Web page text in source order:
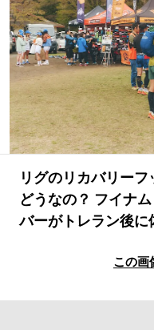
#ESSENTIAL
#NEW VINTAGE #
#路地裏てぃーん。
#GH 銘品の所以 #
#Commune H
#ととけん
#LIFESTYLE
#SPORTS
リグのリカバリー
どうなの？ フイナ
バーがトレラン後に
この画